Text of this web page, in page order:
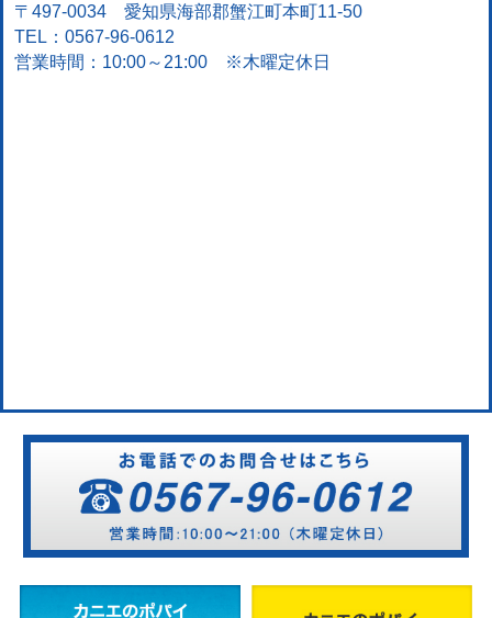
〒497-0034 愛知県海部郡蟹江町本町11-50
TEL：0567-96-0612
営業時間：10:00～21:00 ※木曜定休日